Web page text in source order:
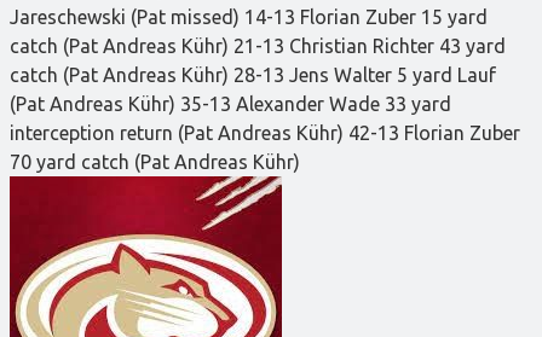
Jareschewski (Pat missed) 14-13 Florian Zuber 15 yard
catch (Pat Andreas Kühr) 21-13 Christian Richter 43 yard
catch (Pat Andreas Kühr) 28-13 Jens Walter 5 yard Lauf
(Pat Andreas Kühr) 35-13 Alexander Wade 33 yard
interception return (Pat Andreas Kühr) 42-13 Florian Zuber
70 yard catch (Pat Andreas Kühr)